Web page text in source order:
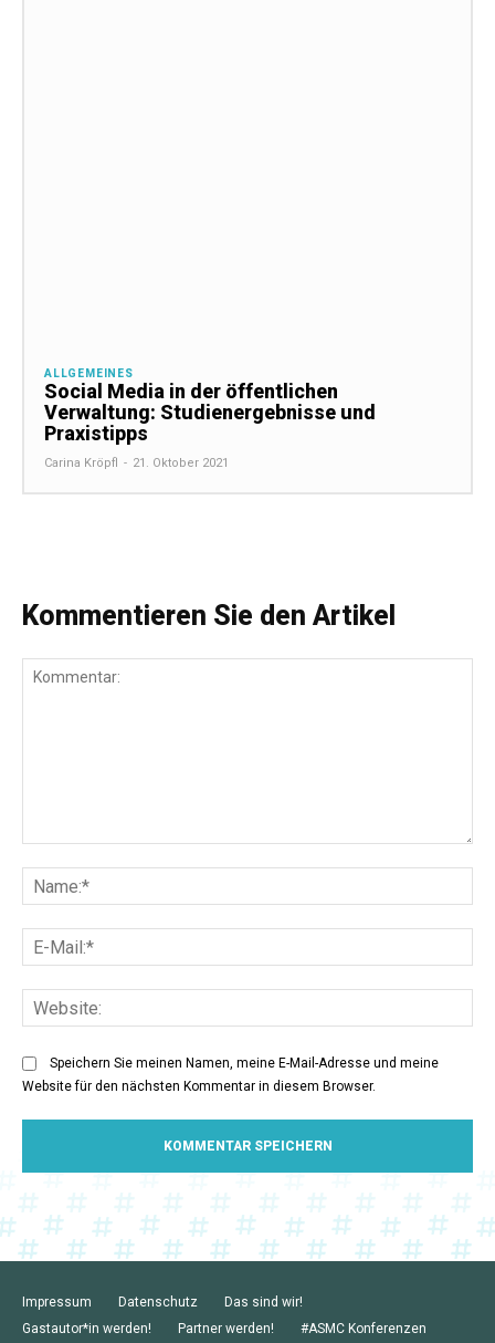
ALLGEMEINES
Social Media in der öffentlichen
Verwaltung: Studienergebnisse und
Praxistipps
Carina Kröpfl - 21. Oktober 2021
Kommentieren Sie den Artikel
Speichern Sie meinen Namen, meine E-Mail-Adresse und meine
Website für den nächsten Kommentar in diesem Browser.
Impressum Datenschutz
Das sind wir!
Gastautor*in werden!
Partner werden! #ASMC Konferenzen